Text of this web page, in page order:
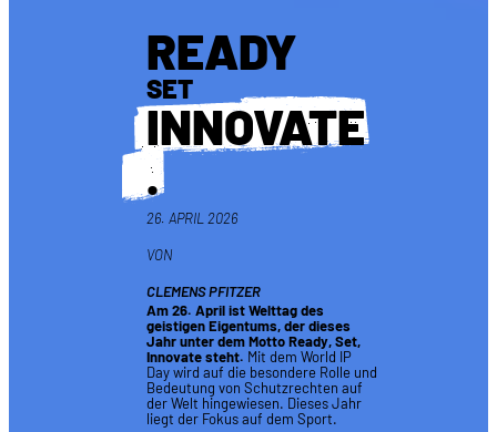
READY
SET
INNOVATE
.
26. APRIL 2026
VON
CLEMENS PFITZER
Am 26. April ist Welttag des
geistigen Eigentums, der dieses
Jahr unter dem Motto Ready, Set,
Innovate steht. Mit dem World IP
Day wird auf die besondere Rolle und
Bedeutung von Schutzrechten auf
der Welt hingewiesen. Dieses Jahr
liegt der Fokus auf dem Sport.